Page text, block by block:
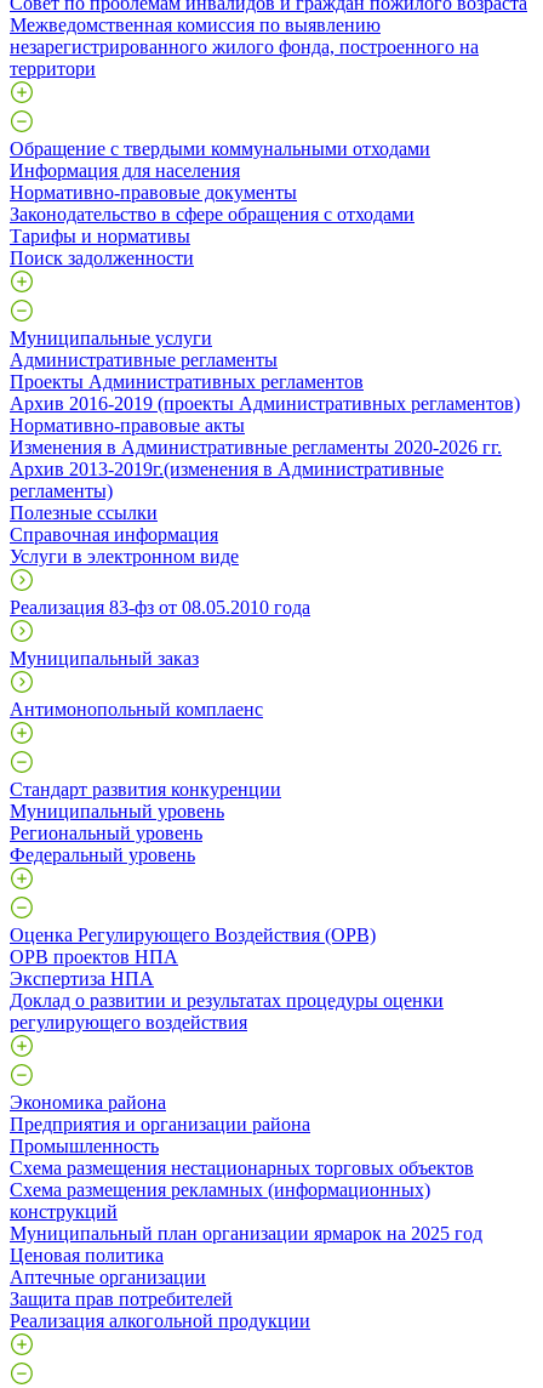
Межведомственная комиссия по выявлению
незарегистрированного жилого фонда, построенного на
территори
Обращение с твердыми коммунальными отходами
Информация для населения
Нормативно-правовые документы
Законодательство в сфере обращения с отходами
Тарифы и нормативы
Поиск задолженности
Муниципальные услуги
Административные регламенты
Проекты Административных регламентов
Архив 2016-2019 (проекты Административных регламентов)
Нормативно-правовые акты
Изменения в Административные регламенты 2020-2026 гг.
Архив 2013-2019г.(изменения в Административные
регламенты)
Полезные ссылки
Справочная информация
Услуги в электронном виде
Реализация 83-фз от 08.05.2010 года
Муниципальный заказ
Антимонопольный комплаенс
Стандарт развития конкуренции
Муниципальный уровень
Региональный уровень
Федеральный уровень
Оценка Регулирующего Воздействия (ОРВ)
ОРВ проектов НПА
Экспертиза НПА
Доклад о развитии и результатах процедуры оценки
регулирующего воздействия
Экономика района
Предприятия и организации района
Промышленность
Схема размещения нестационарных торговых объектов
Схема размещения рекламных (информационных)
конструкций
Муниципальный план организации ярмарок на 2025 год
Ценовая политика
Аптечные организации
Защита прав потребителей
Реализация алкогольной продукции